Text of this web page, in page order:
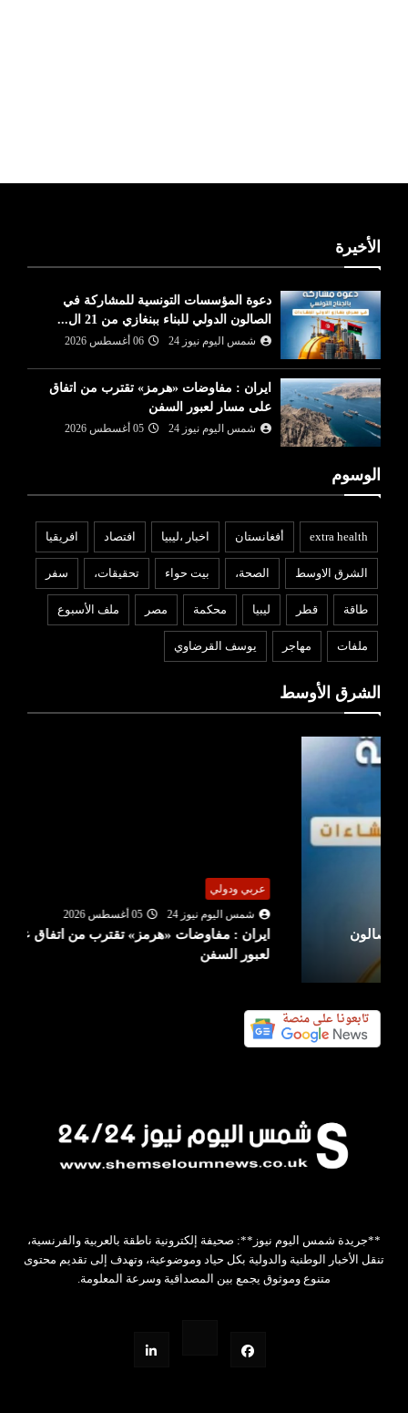
الأخيرة
دعوة المؤسسات التونسية للمشاركة في
الصالون الدولي للبناء ببنغازي من 21 ال...
شمس اليوم نيوز 24 06 أغسطس 2026
ايران : مفاوضات «هرمز» تقترب من اتفاق
على مسار لعبور السفن
شمس اليوم نيوز 24 05 أغسطس 2026
الوسوم
extra health أفغانستان اخبار ،ليبيا افتصاد افريقيا
الشرق الاوسط الصحة، بيت حواء تحقيقات، سفر
طاقة قطر ليبيا محكمة مصر ملف الأسبوع
ملفات مهاجر يوسف القرضاوي
الشرق الأوسط
شمس اليوم نيوز 24
05 أغسطس 2026
ايران : مفاوضات «هرمز» تقترب من اتفاق على مسار
**جريدة شمس اليوم نيوز**: صحيفة إلكترونية ناطقة بالعربية والفرنسية،
تنقل الأخبار الوطنية والدولية بكل حياد وموضوعية، وتهدف إلى تقديم محتوى
متنوع وموثوق يجمع بين المصداقية وسرعة المعلومة.